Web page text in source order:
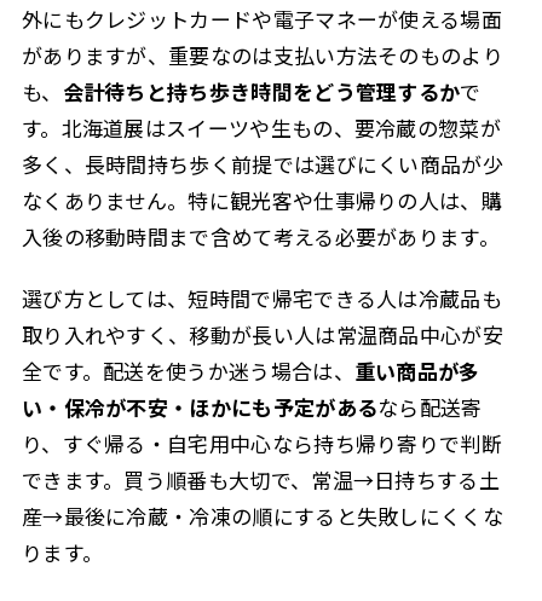
外にもクレジットカードや電子マネーが使える場面
がありますが、重要なのは支払い方法そのものより
も、 会計待ちと持ち歩き時間をどう管理するかで
す。北海道展はスイーツや生もの、要冷蔵の惣菜が
多く、長時間持ち歩く前提では選びにくい商品が少
なくありません。特に観光客や仕事帰りの人は、購
入後の移動時間まで含めて考える必要があります。
選び方としては、短時間で帰宅できる人は冷蔵品も
取り入れやすく、移動が長い人は常温商品中心が安
全です。配送を使うか迷う場合は、 重い商品が多
い・保冷が不安・ほかにも予定があるなら配送寄
り、すぐ帰る・自宅用中心なら持ち帰り寄りで判断
できます。買う順番も大切で、常温→日持ちする土
産→最後に冷蔵・冷凍の順にすると失敗しにくくな
ります。